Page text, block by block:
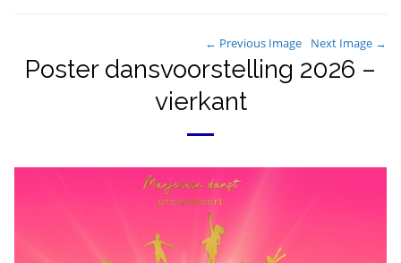
← Previous Image Next Image →
Poster dansvoorstelling 2026 –
vierkant